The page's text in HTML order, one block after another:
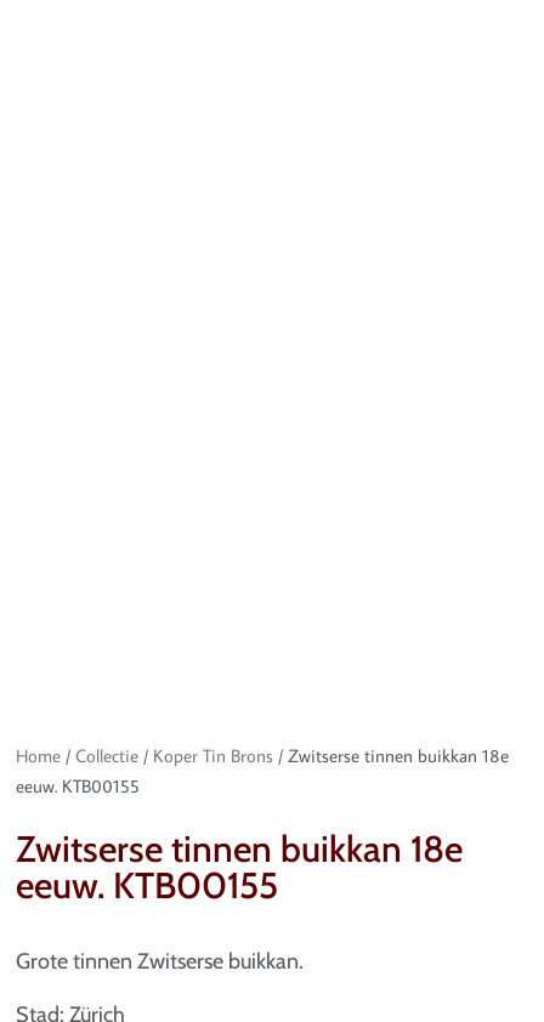
Home / Collectie / Koper Tin Brons / Zwitserse tinnen buikkan 18e
eeuw. KTB00155
Zwitserse tinnen buikkan 18e
eeuw. KTB00155
Grote tinnen Zwitserse buikkan.
Stad: Zürich